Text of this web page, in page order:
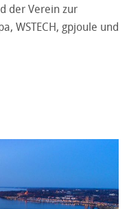
der Verein zur
WSTECH, gpjoule und